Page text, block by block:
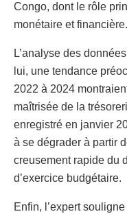
Congo, dont le rôle
monétaire et financière.
L’analyse des
lui, une tendance
2022 à 2024
maîtrisée de la
enregistré en janvier
à se dégrader à partir
creusement rapide du
d’exercice budgétaire.
Enfin, l’expert